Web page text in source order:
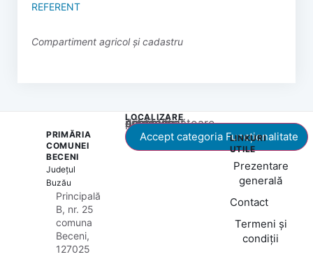
REFERENT
Compartiment agricol și cadastru
PRIMĂRIA
COMUNEI
BECENI
Județul
Buzău
Principală
B, nr. 25
comuna
Beceni,
127025
LOCALIZARE
Acest conținut este blocat până când acceptați categoria corespunzătoare de cookie-uri.
Accept categoria Funcționalitate
LINKURI
UTILE
Prezentare
generală
Contact
Termeni și
condiții